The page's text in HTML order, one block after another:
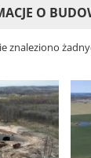
O
znaleziono